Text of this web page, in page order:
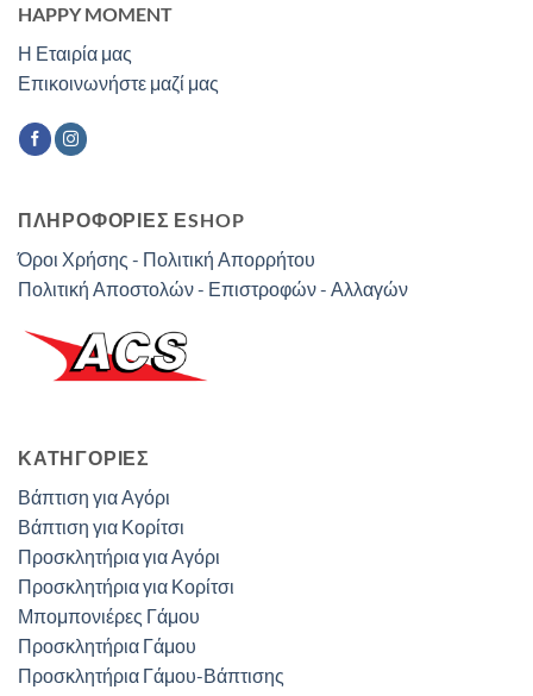
HAPPY MOMENT
Η Εταιρία μας
Επικοινωνήστε μαζί μας
ΠΛΗΡΟΦΟΡΙΕΣ ΕSHOP
Όροι Χρήσης - Πολιτική Απορρήτου
Πολιτική Αποστολών - Επιστροφών - Αλλαγών
ΚΑΤΗΓΟΡΊΕΣ
Βάπτιση για Αγόρι
Βάπτιση για Κορίτσι
Προσκλητήρια για Αγόρι
Προσκλητήρια για Κορίτσι
Μπομπονιέρες Γάμου
Προσκλητήρια Γάμου
Προσκλητήρια Γάμου-Βάπτισης